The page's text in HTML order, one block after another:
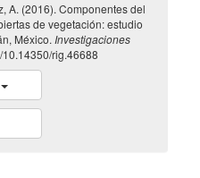
A. (2016). Componentes del
de vegetación: estudio
México. Investigaciones
rig.46688